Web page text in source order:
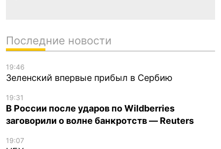
Последние новости
19:46
Зеленский впервые прибыл в Сербию
19:31
В России после ударов по Wildberries
заговорили о волне банкротств — Reuters
19:07